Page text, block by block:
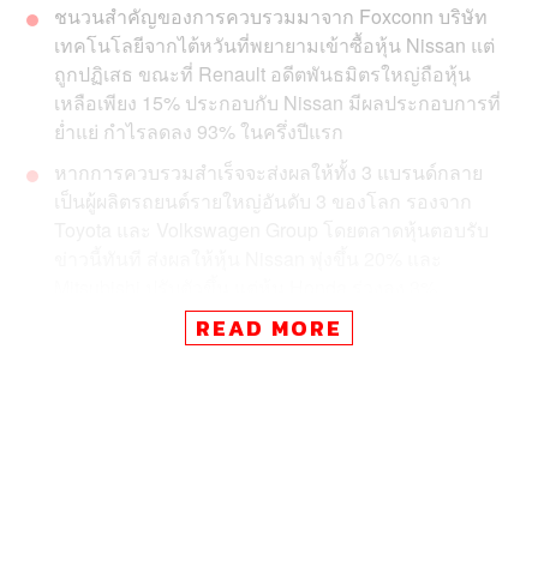
ชนวนสำคัญของการควบรวมมาจาก Foxconn บริษัท
เทคโนโลยีจากไต้หวันที่พยายามเข้าซื้อหุ้น Nissan แต่
ถูกปฏิเสธ ขณะที่ Renault อดีตพันธมิตรใหญ่ถือหุ้น
เหลือเพียง 15% ประกอบกับ Nissan มีผลประกอบการที่
ย่ำแย่ กำไรลดลง 93% ในครึ่งปีแรก
หากการควบรวมสำเร็จจะส่งผลให้ทั้ง 3 แบรนด์กลาย
เป็นผู้ผลิตรถยนต์รายใหญ่อันดับ 3 ของโลก รองจาก
ผลกระทบต่อไทยมีนัยสำคัญ เนื่องจากทั้ง 3 แบรนด์มี
READ MORE